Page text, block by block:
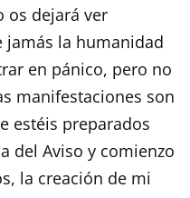
os dejará ver
jamás la humanidad
en pánico, pero no
manifestaciones son
estéis preparados
del Aviso y comienzo
la creación de mi